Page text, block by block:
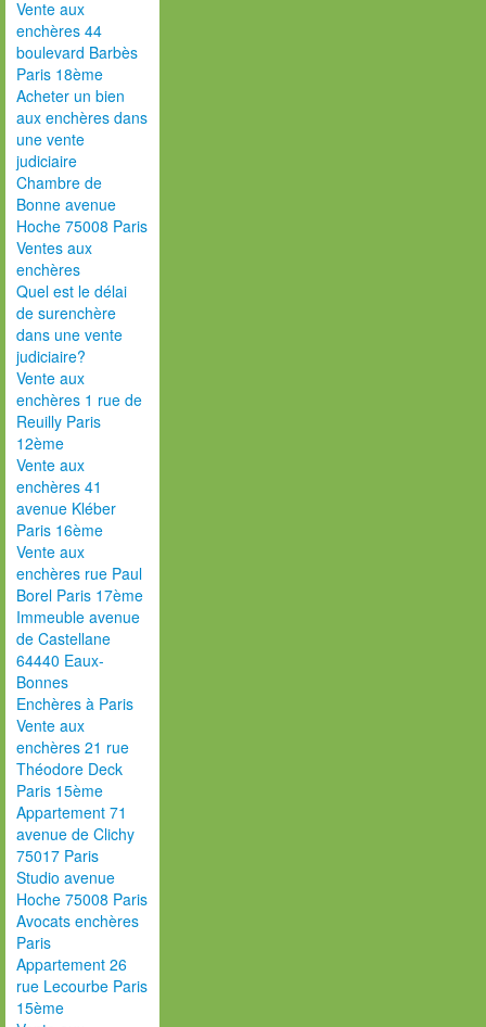
Vente aux
enchères 44
boulevard Barbès
Paris 18ème
Acheter un bien
aux enchères dans
une vente
judiciaire
Chambre de
Bonne avenue
Hoche 75008 Paris
Ventes aux
enchères
Quel est le délai
de surenchère
dans une vente
judiciaire?
Vente aux
enchères 1 rue de
Reuilly Paris
12ème
Vente aux
enchères 41
avenue Kléber
Paris 16ème
Vente aux
enchères rue Paul
Borel Paris 17ème
Immeuble avenue
de Castellane
64440 Eaux-
Bonnes
Enchères à Paris
Vente aux
enchères 21 rue
Théodore Deck
Paris 15ème
Appartement 71
avenue de Clichy
75017 Paris
Studio avenue
Hoche 75008 Paris
Avocats enchères
Paris
Appartement 26
rue Lecourbe Paris
15ème